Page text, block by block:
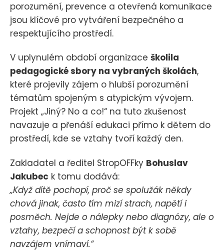
porozumění, prevence a otevřená komunikace
jsou klíčové pro vytváření bezpečného a
respektujícího prostředí.
V uplynulém období organizace školila
pedagogické sbory na vybraných školách,
které projevily zájem o hlubší porozumění
tématům spojeným s atypickým vývojem.
Projekt „Jiný? No a co!“ na tuto zkušenost
navazuje a přenáší edukaci přímo k dětem do
prostředí, kde se vztahy tvoří každý den.
Zakladatel a ředitel StropOFFky Bohuslav
Jakubec k tomu dodává:
„Když dítě pochopí, proč se spolužák někdy
chová jinak, často tím mizí strach, napětí i
posměch. Nejde o nálepky nebo diagnózy, ale o
vztahy, bezpečí a schopnost být k sobě
navzájem vnímaví.“